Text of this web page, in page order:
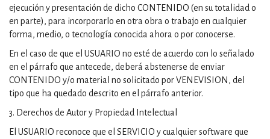
ejecución y presentación de dicho CONTENIDO (en su totalidad o
en parte), para incorporarlo en otra obra o trabajo en cualquier
forma, medio, o tecnología conocida ahora o por conocerse.
En el caso de que el USUARIO no esté de acuerdo con lo señalado
en el párrafo que antecede, deberá abstenerse de enviar
CONTENIDO y/o material no solicitado por VENEVISION, del
tipo que ha quedado descrito en el párrafo anterior.
3. Derechos de Autor y Propiedad Intelectual
El USUARIO reconoce que el SERVICIO y cualquier software que